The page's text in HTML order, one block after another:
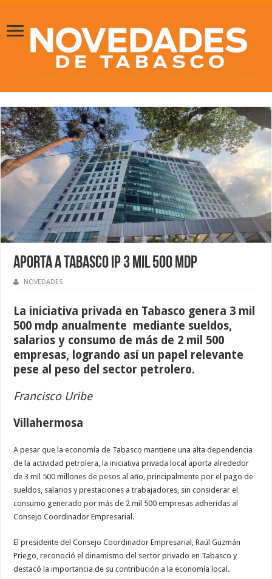
Aporta a Tabasco IP 3 mil 500 mdp
NOVEDADES
La iniciativa privada en Tabasco genera 3 mil
500 mdp anualmente mediante sueldos,
salarios y consumo de más de 2 mil 500
empresas, logrando así un papel relevante
pese al peso del sector petrolero.
Francisco Uribe
Villahermosa
A pesar que la economía de Tabasco mantiene una alta dependencia
de la actividad petrolera, la iniciativa privada local aporta alrededor
de 3 mil 500 millones de pesos al año, principalmente por el pago de
sueldos, salarios y prestaciones a trabajadores, sin considerar el
consumo generado por más de 2 mil 500 empresas adheridas al
Consejo Coordinador Empresarial.
El presidente del Consejo Coordinador Empresarial, Raúl Guzmán
Priego, reconoció el dinamismo del sector privado en Tabasco y
destacó la importancia de su contribución a la economía local.